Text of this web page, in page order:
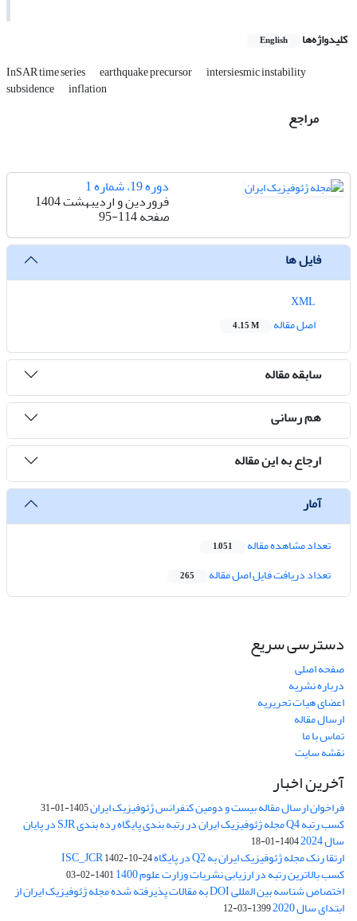
کلیدواژه‌ها English
InSAR time series earthquake precursor intersiesmic instability
subsidence inflation
مراجع
دوره 19، شماره 1
فروردین و اردیبهشت 1404
صفحه95-114
فایل ها
اصل مقاله
4.15 M
سابقه مقاله
هم رسانی
ارجاع به این مقاله
آمار
تعداد مشاهده مقاله 1,051
تعداد دریافت فایل اصل مقاله 265
دسترسی سریع
صفحه اصلی
درباره نشریه
اعضای هیات تحریریه
ارسال مقاله
تماس با ما
نقشه سایت
آخرین اخبار
فراخوان ارسال مقاله بیست و دومین کنفرانس ژئوفیزیک ایران1405-01-31
کسب رتبه Q4 مجله ژئوفیزیک ایران در رتبه بندی پایگاه رده بندی SJR در پایان
سال 2024 1404-01-18
ارتقا رنک مجله ژئوفیزیک ایران به Q2 در پایگاه ISC_JCR 1402-10-24
کسب بالاترین رتبه در ارزیابی نشریات وزارت علوم 1400 1401-02-03
اختصاص شناسه بین المللی DOI به مقالات پذیرفته شده مجله ژئوفیزیک ایران از
ابتدای سال 2020 1399-03-12